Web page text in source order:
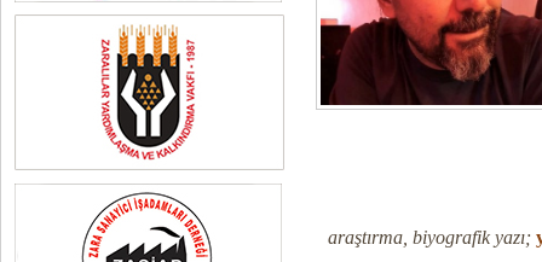
araştırma, biyografik yazı;